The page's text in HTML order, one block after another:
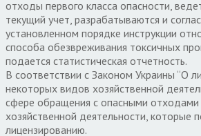
отходы первого класса опасности,
текущий учет, разрабатываются и
установленном порядке инструкции
способа обезвреживания токсичных
подается статистическая отчетность.
В соответствии с Законом Украины “О
некоторых видов хозяйственной
сфере обращения с опасными отходами
хозяйственной деятельности, которые
лицензированию.